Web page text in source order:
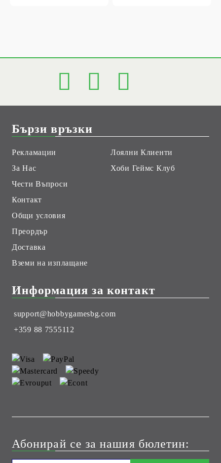
Бързи връзки
Рекламации
За Нас
Чести Въпроси
Контакт
Общи условия
Преордър
Доставка
Вземи на изплащане
Лоялни Клиенти
Хоби Геймс Клуб
Информация за контакт
support@hobbygamesbg.com
+359 88 7555112
Абонирай се за нашия бюлетин: